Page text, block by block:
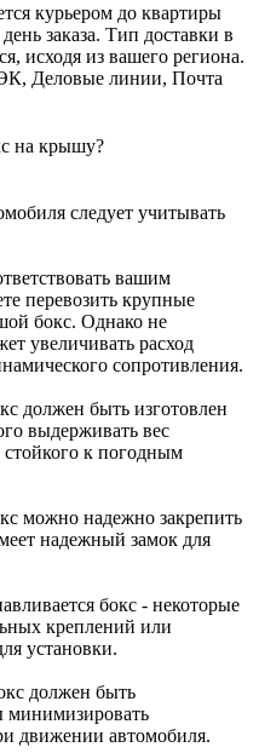
курьером до квартиры
заказа. Тип доставки в
исходя из вашего региона.
Деловые линии, Почта
на крышу?
следует учитывать
вашим
перевозить крупные
бокс. Однако не
увеличивать расход
сопротивления.
должен быть изготовлен
выдерживать вес
к погодным
можно надежно закрепить
надежный замок для
бокс - некоторые
креплений или
установки.
должен быть
минимизировать
движении автомобиля.